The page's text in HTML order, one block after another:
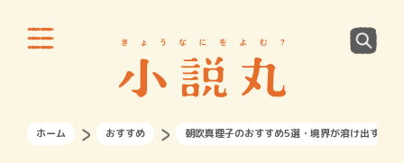
ホーム おすすめ 朝吹真理子のおすすめ5選・境界が溶け出すよう